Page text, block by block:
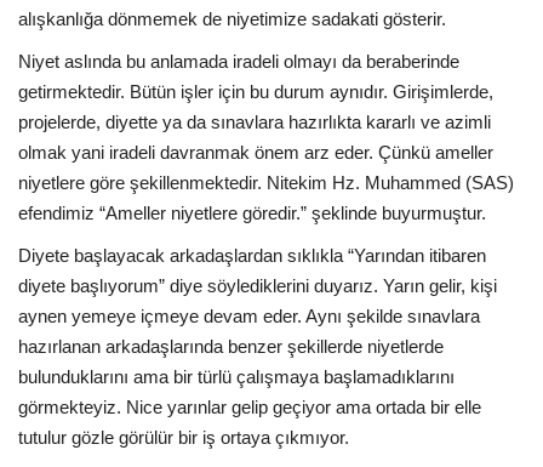
alışkanlığa dönmemek de niyetimize sadakati gösterir.
Niyet aslında bu anlamada iradeli olmayı da beraberinde
getirmektedir. Bütün işler için bu durum aynıdır. Girişimlerde,
projelerde, diyette ya da sınavlara hazırlıkta kararlı ve azimli
olmak yani iradeli davranmak önem arz eder. Çünkü ameller
niyetlere göre şekillenmektedir. Nitekim Hz. Muhammed (SAS)
efendimiz “Ameller niyetlere göredir.” şeklinde buyurmuştur.
Diyete başlayacak arkadaşlardan sıklıkla “Yarından itibaren
diyete başlıyorum” diye söylediklerini duyarız. Yarın gelir, kişi
aynen yemeye içmeye devam eder. Aynı şekilde sınavlara
hazırlanan arkadaşlarında benzer şekillerde niyetlerde
bulunduklarını ama bir türlü çalışmaya başlamadıklarını
görmekteyiz. Nice yarınlar gelip geçiyor ama ortada bir elle
tutulur gözle görülür bir iş ortaya çıkmıyor.